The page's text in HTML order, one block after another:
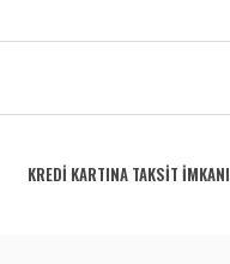
KREDİ KARTINA TAKSİT İMKANI